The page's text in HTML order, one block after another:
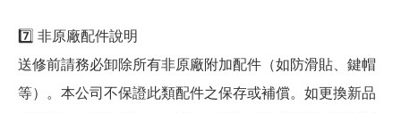
7️⃣ 非原廠配件說明
送修前請務必卸除所有非原廠附加配件（如防滑貼、鍵帽
等）。本公司不保證此類配件之保存或補償。如更換新品